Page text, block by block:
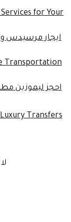
for Your
ايجار مرسيدس
Transfers